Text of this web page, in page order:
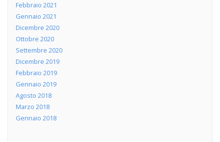
Febbraio 2021
Gennaio 2021
Dicembre 2020
Ottobre 2020
Settembre 2020
Dicembre 2019
Febbraio 2019
Gennaio 2019
Agosto 2018
Marzo 2018
Gennaio 2018